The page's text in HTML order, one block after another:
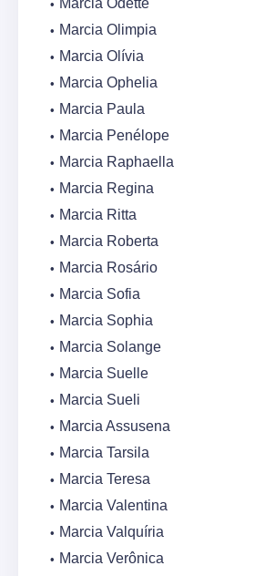
Marcia Odette
Marcia Olimpia
Marcia Olívia
Marcia Ophelia
Marcia Paula
Marcia Penélope
Marcia Raphaella
Marcia Regina
Marcia Ritta
Marcia Roberta
Marcia Rosário
Marcia Sofia
Marcia Sophia
Marcia Solange
Marcia Suelle
Marcia Sueli
Marcia Assusena
Marcia Tarsila
Marcia Teresa
Marcia Valentina
Marcia Valquíria
Marcia Verônica